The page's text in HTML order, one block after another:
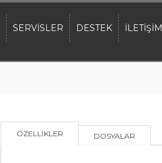
SERVİSLER DESTEK İLETİŞİM
ÖZELLİKLER DOSYALAR